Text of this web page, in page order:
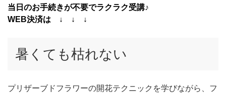
当日のお手続きが不要でラクラク受講♪
WEB決済は ↓ ↓ ↓
暑くても枯れない
プリザーブドフラワーの開花テクニックを学びながら、フ